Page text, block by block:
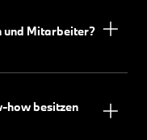
und Mitarbeiter?
how besitzen